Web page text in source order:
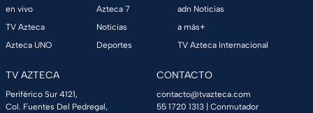
en vivo
TV Azteca
Azteca UNO
Azteca 7
Noticias
Deportes
adn Noticias
a más+
TV Azteca Internacional
TV AZTECA
Periférico Sur 4121,
Col. Fuentes Del Pedregal,
CONTACTO
contacto@tvazteca.com
55 1720 1313 | Conmutador